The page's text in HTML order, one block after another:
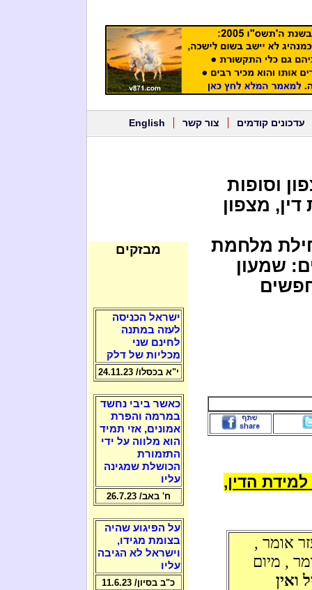
עדכונים קודמים צור קשר English
וסופות
מצפון
מלחמת
שמעון
הדין,
אומר ,
, מיום
ואין
מבזקים
ישראל הכניסה
לעזה במתנה
לחינם שני
מכליות של דלק
י"א בכסלו/ 24.11.23
כאשר ביבי נחשד
במרמה והפרת
אמונים, אזי תמיד
הוא מלווה על ידי
התזמורת
הכושלת שמגינה
עליו
ח' באב/ 26.7.23
על הפיגוע שהיה
בצומת מגידו,
וישראל לא הגיבה
עליו
כ"ב בסיון/ 11.6.23